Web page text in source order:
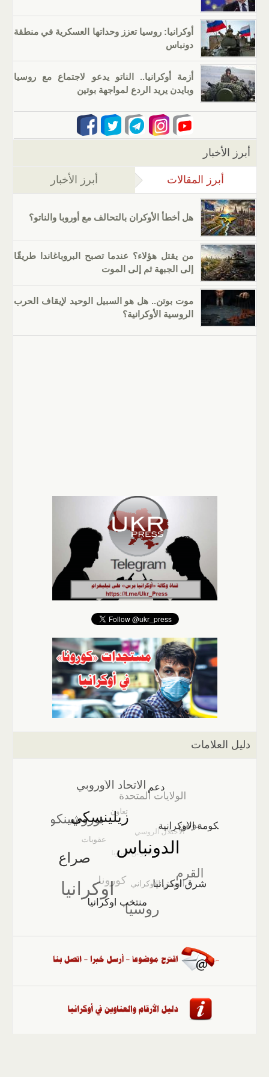
أوكرانيا: روسيا تعزز وحداتها العسكرية في منطقة
دونباس
أزمة أوكرانيا.. الناتو يدعو لاجتماع مع روسيا
وبايدن يريد الردع لمواجهة بوتين
أبرز الأخبار
أبرز المقالات (علامة التبويب النشطة)
أبرز الأخبار
هل أخطأ الأوكران بالتحالف مع أوروبا والناتو؟
من يقتل هؤلاء؟ عندما تصبح البروباغاندا طريقًا
إلى الجبهة ثم إلى الموت
موت بوتن.. هل هو السبيل الوحيد لإيقاف الحرب
الروسية الأوكرانية؟
دليل العلامات